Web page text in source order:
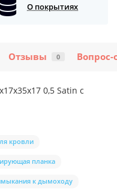
О покрытиях
Отзывы 0 Вопрос-
0,5 Satin с
кровли
планка
к дымоходу